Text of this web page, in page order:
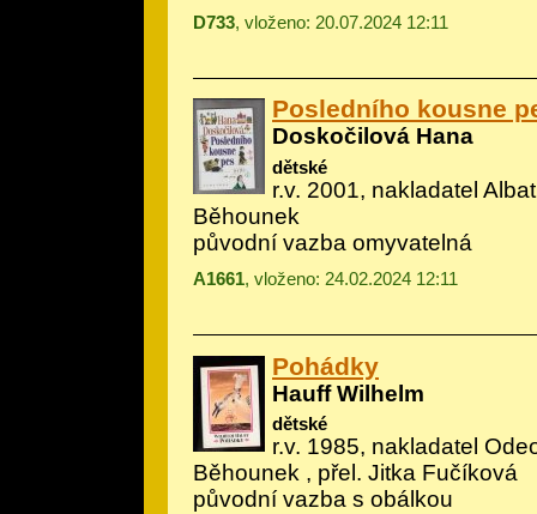
D733, vloženo: 20.07.2024 12:11
Posledního kousne
Doskočilová Hana
dětské
r.v. 2001, nakladatel
Běhounek
původní vazba omyvatelná
A1661, vloženo: 24.02.2024 12:11
Pohádky
Hauff Wilhelm
dětské
r.v. 1985, nakladatel
Běhounek , přel. Jitka Fučíková
původní vazba s obálkou